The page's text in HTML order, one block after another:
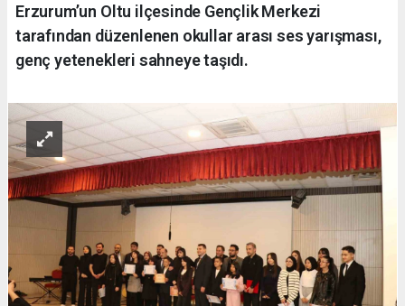
Bonus
Veren
Erzurum’un Oltu ilçesinde Gençlik Merkezi
tarafından düzenlenen okullar arası ses yarışması,
genç yetenekleri sahneye taşıdı.